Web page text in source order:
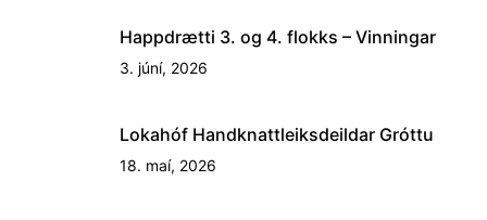
Happdrætti 3. og 4. flokks – Vinningar
3. júní, 2026
Lokahóf Handknattleiksdeildar Gróttu
18. maí, 2026